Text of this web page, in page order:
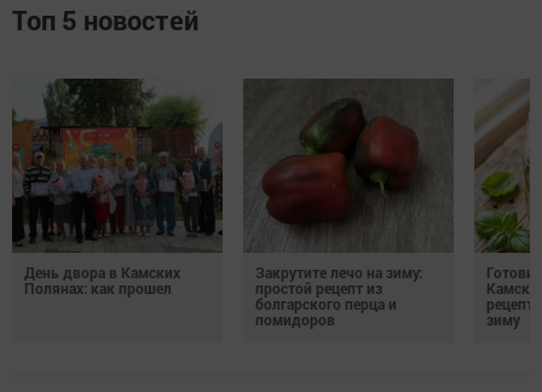
Топ 5 новостей
День двора в Камских
Полянах: как прошел
Закрутите лечо на зиму:
простой рецепт из
болгарского перца и
помидоров
зиму